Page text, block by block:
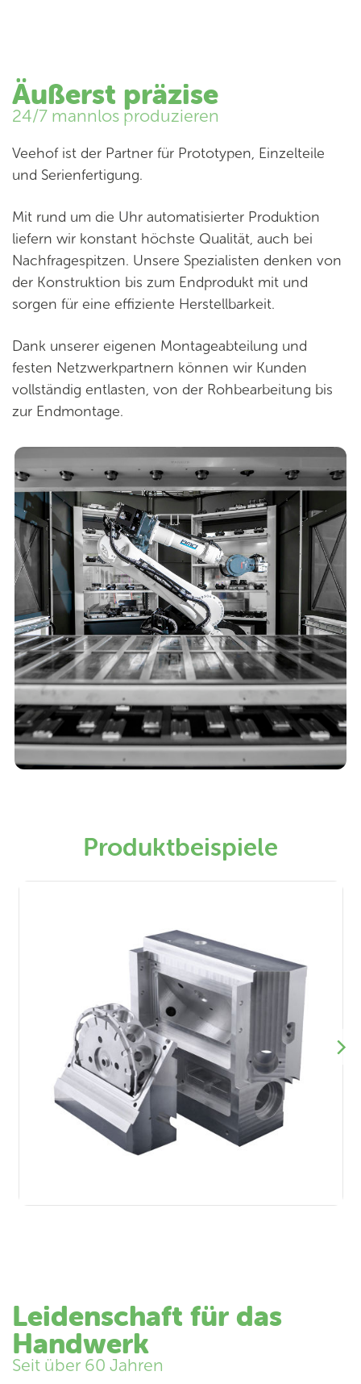
Äußerst präzise
24/7 mannlos produzieren
Veehof ist der Partner für Prototypen, Einzelteile
und Serienfertigung.
Mit rund um die Uhr automatisierter Produktion
liefern wir konstant höchste Qualität, auch bei
Nachfragespitzen. Unsere Spezialisten denken von
der Konstruktion bis zum Endprodukt mit und
sorgen für eine effiziente Herstellbarkeit.
Dank unserer eigenen Montageabteilung und
festen Netzwerkpartnern können wir Kunden
vollständig entlasten, von der Rohbearbeitung bis
zur Endmontage.
Produktbeispiele
Leidenschaft für das
Handwerk
Seit über 60 Jahren